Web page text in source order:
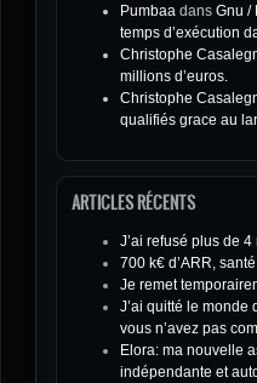
Pumbaa dans Gnu /
temps d’exécution
Christophe
millions d’euros.
Christophe
qualifiés grace au
ARTICLES RÉCENTS
J’ai refusé plus de
700 k€ d’ARR,
Je remet
J’ai quitté le
vous n’avez pas
Elora: ma nouvelle
indépendante et